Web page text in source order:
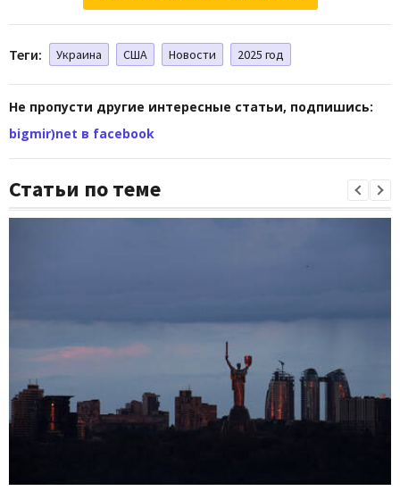
Теги: Украина США Новости 2025 год
Не пропусти другие интересные статьи, подпишись:
bigmir)net в facebook
Статьи по теме